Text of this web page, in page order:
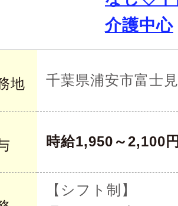
介護中心
地 千葉県浦安市富士見
時給1,950～2,100
【シフト制】